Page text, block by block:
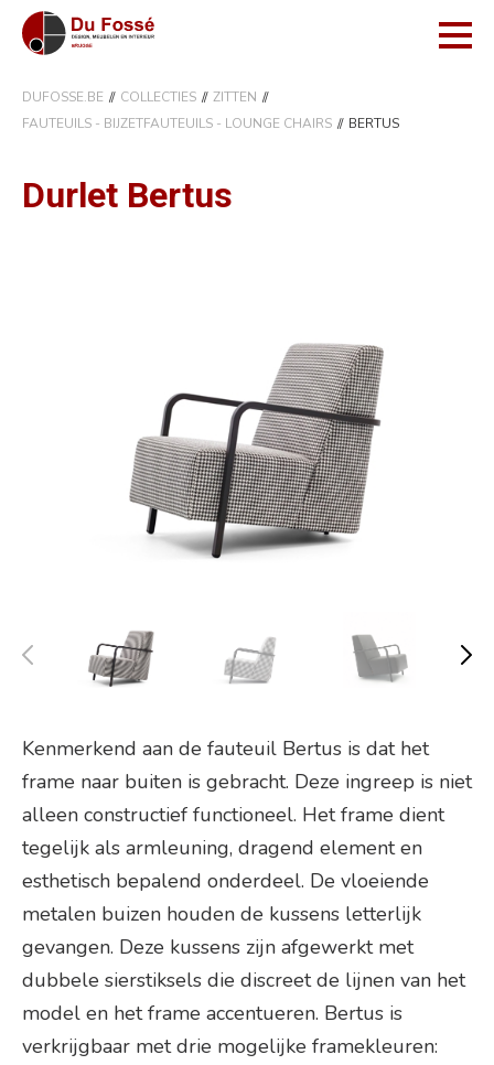
DUFOSSE.BE COLLECTIES
ZITTEN
FAUTEUILS - BIJZETFAUTEUILS - LOUNGE CHAIRS
BERTUS
Durlet Bertus
Kenmerkend aan de fauteuil Bertus is dat het
frame naar buiten is gebracht. Deze ingreep is niet
alleen constructief functioneel. Het frame dient
tegelijk als armleuning, dragend element en
esthetisch bepalend onderdeel. De vloeiende
metalen buizen houden de kussens letterlijk
gevangen. Deze kussens zijn afgewerkt met
dubbele sierstiksels die discreet de lijnen van het
model en het frame accentueren. Bertus is
verkrijgbaar met drie mogelijke framekleuren: